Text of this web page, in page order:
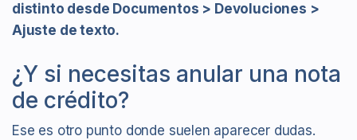
distinto desde Documentos > Devoluciones >
Ajuste de texto.
¿Y si necesitas anular una nota
de crédito?
Ese es otro punto donde suelen aparecer dudas.